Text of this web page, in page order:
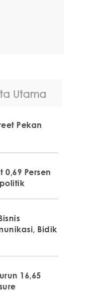
Utama
Pekan
Persen
Bidik
16,65